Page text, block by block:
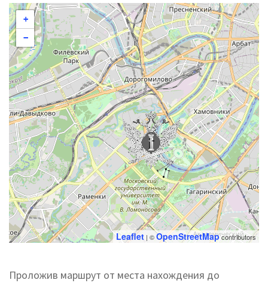
+
−
Leaflet | ©OpenStreetMapcontributors
Проложив маршрут от места нахождения до